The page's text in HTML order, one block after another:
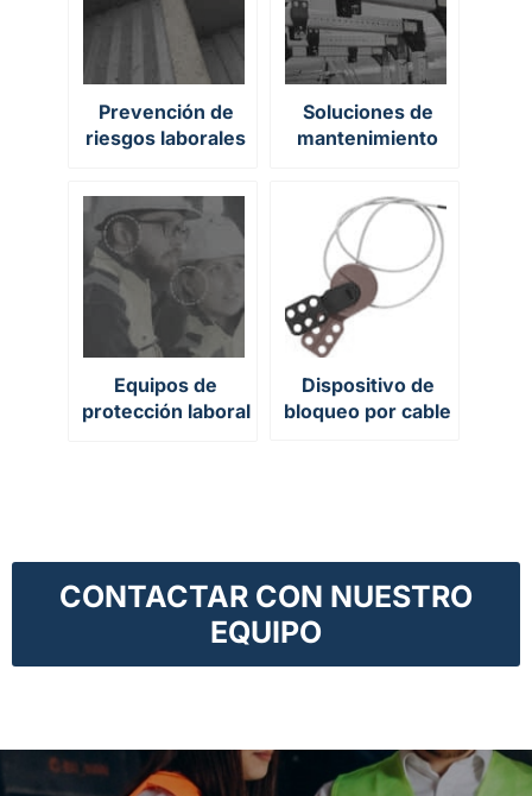
Prevención de
riesgos laborales
Soluciones de
mantenimiento
Equipos de
protección laboral
Dispositivo de
bloqueo por cable
CONTACTAR CON NUESTRO
EQUIPO